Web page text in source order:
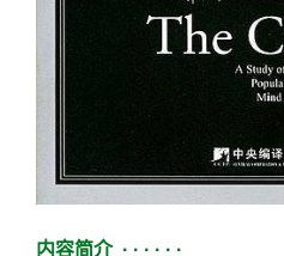
内容简介 · · · · · ·